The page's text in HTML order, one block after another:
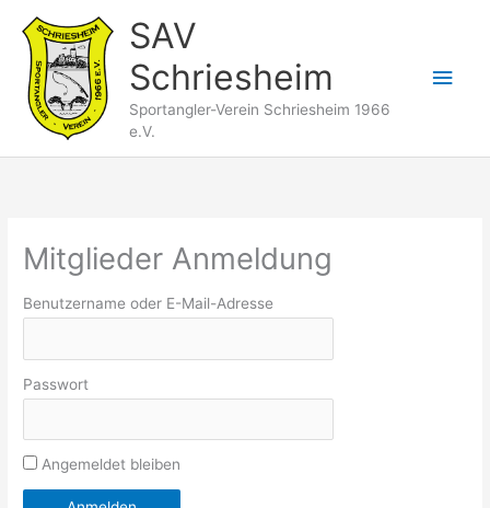
Inhalt
springen
SAV
Schriesheim
Sportangler-Verein Schriesheim 1966
e.V.
Mitglieder Anmeldung
Benutzername oder E-Mail-Adresse
Passwort
Angemeldet bleiben